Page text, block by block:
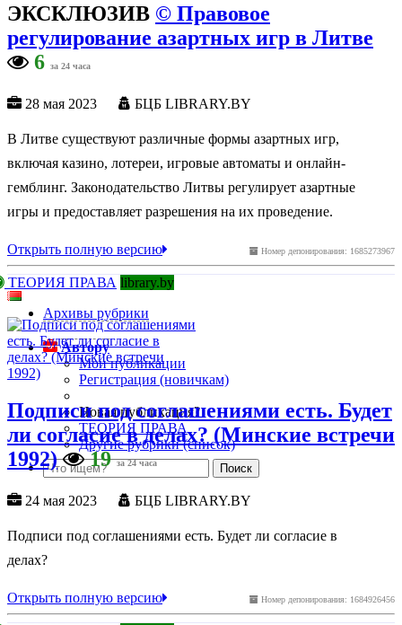
ЭКСКЛЮЗИВ © Правовое
регулирование азартных игр в Литве
6 за 24 часа
28 мая 2023 БЦБ LIBRARY.BY
В Литве существуют различные формы азартных игр,
включая казино, лотереи, игровые автоматы и онлайн-
гемблинг. Законодательство Литвы регулирует азартные
игры и предоставляет разрешения на их проведение.
Номер депонирования: 1685273967
Открыть полную версию
ТЕОРИЯ ПРАВА library.by
Архивы рубрики
Автору
Мои публикации
Регистрация (новичкам)
Новая публикация?
ТЕОРИЯ ПРАВА
Другие рубрики (список)
Подписи под соглашениями есть. Будет
ли согласие в делах? (Минские встречи
1992)
19 за 24 часа
24 мая 2023 БЦБ LIBRARY.BY
Подписи под соглашениями есть. Будет ли согласие в
делах?
Номер депонирования: 1684926456
Открыть полную версию